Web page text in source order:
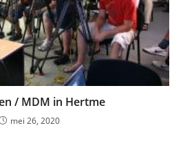
/ MDM in Hertme
mei 26, 2020